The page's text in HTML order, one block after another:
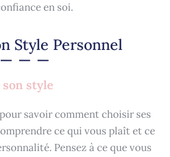
en soi.
Style Personnel
style
savoir comment choisir ses
ce qui vous plaît et ce
Pensez à ce que vous